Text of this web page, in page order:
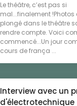
Le théâtre, c’est pas si
mal...finalement !Photos
plongé dans le théâtre
rendre compte. Voici
commencé...Un jour
cours de frança ...
Interview avec un
d'électrotechnique